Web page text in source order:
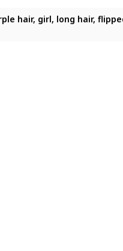
quality,A girl,with
hair, girl, long hair,